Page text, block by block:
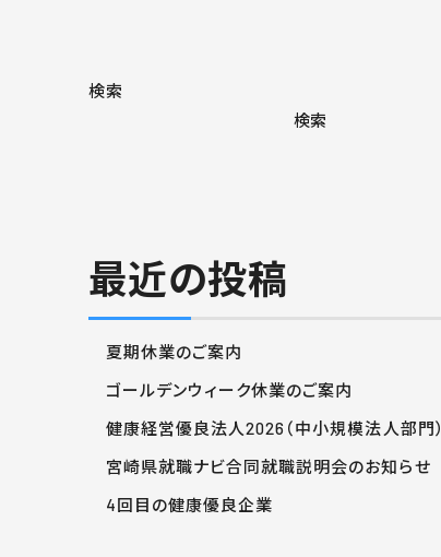
検索
検索
最近の投稿
夏期休業のご案内
ゴールデンウィーク休業のご案内
健康経営優良法人2026（中小規模法人部門）
宮崎県就職ナビ合同就職説明会のお知らせ
4回目の健康優良企業